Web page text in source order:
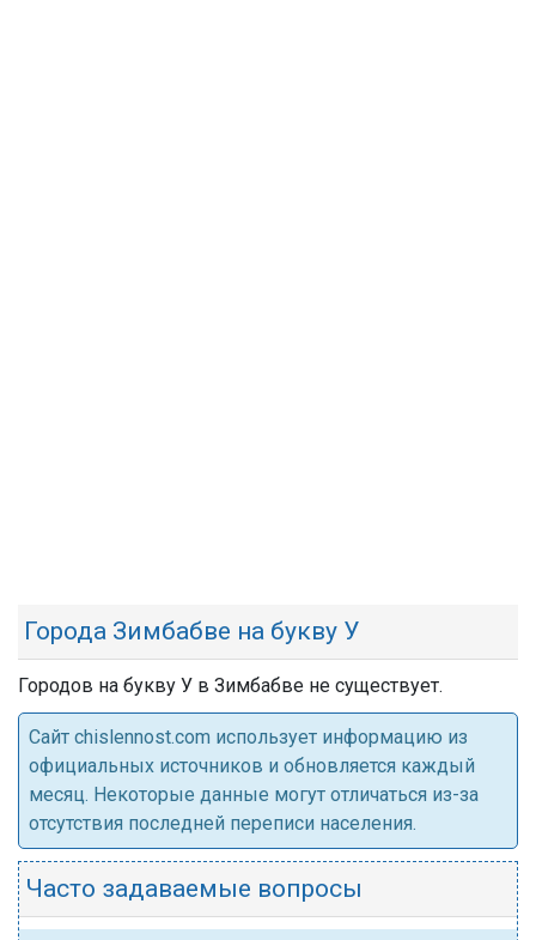
Города Зимбабве на букву У
Городов на букву У в Зимбабве не существует.
Cайт chislennost.com использует информацию из
официальных источников и обновляется каждый
месяц. Некоторые данные могут отличаться из-за
отсутствия последней переписи населения.
Часто задаваемые вопросы